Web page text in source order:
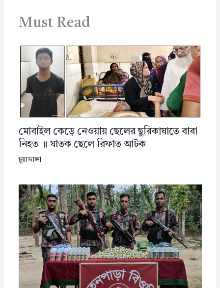
Must Read
মোবাইল কেড়ে নেওয়ায় ছেলের ছুরিকাঘাতে বাবা
নিহত ॥ ঘাতক ছেলে রিফাত আটক
চুয়াডাঙ্গা